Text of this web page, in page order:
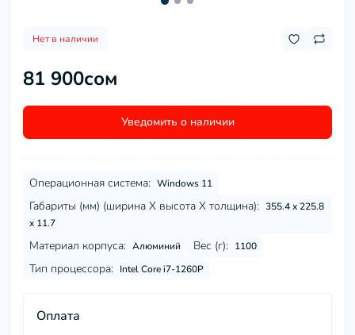
Нет в наличии
81 900сом
Уведомить о наличии
Операционная система: Windows 11
Габариты (мм) (ширина Х высота Х толщина): 355.4 х 225.8
х 11.7
Материал корпуса: Алюминий Вес (г): 1100
Тип процессора: Intel Core i7-1260P
Оплата